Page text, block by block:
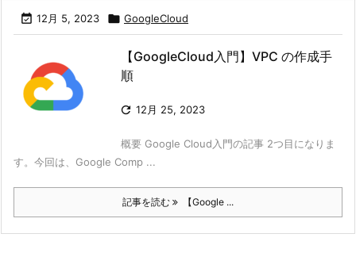
 12月 5, 2023  GoogleCloud
【GoogleCloud入門】VPC の作成手
順
 12月 25, 2023
概要 Google Cloud入門の記事 2つ目になりま
す。今回は、Google Comp ...
記事を読む 【Google ...